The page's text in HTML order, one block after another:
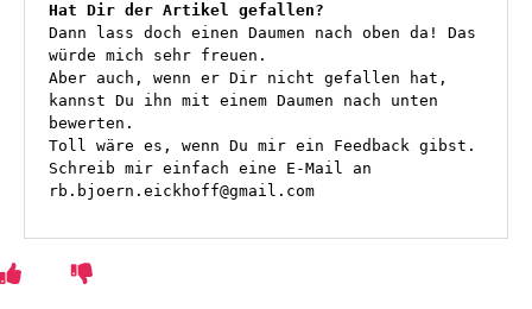
Hat Dir der Artikel gefallen?
Dann lass doch einen Daumen nach oben da! Das
würde mich sehr freuen.
Aber auch, wenn er Dir nicht gefallen hat,
kannst Du ihn mit einem Daumen nach unten
bewerten.
Toll wäre es, wenn Du mir ein Feedback gibst.
Schreib mir einfach eine E-Mail an
rb.bjoern.eickhoff@gmail.com